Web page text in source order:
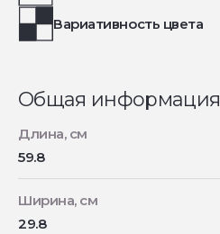
Вариативность цвета
Общая информация
Длина, см
59.8
Ширина, см
29.8